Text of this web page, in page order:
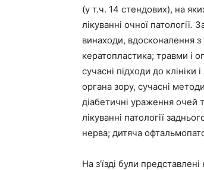
(у т.ч. 14 стендових), на
лікуванні очної патології.
винаходи, вдосконалення з
кератопластика; травми і
сучасні підходи до клініки
органа зору, сучасні
діабетичні ураження очей
лікуванні патології
нерва; дитяча
На з’їзді були